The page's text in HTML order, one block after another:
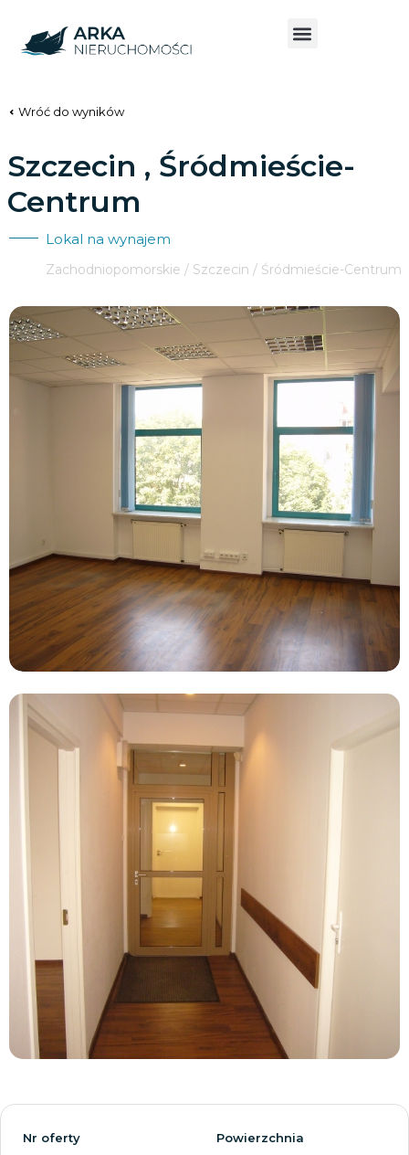
Wróć do wyników
Szczecin , Śródmieście-
Centrum
Lokal na wynajem
Zachodniopomorskie / Szczecin / Śródmieście-Centrum
Zobacz wszystkie
Nr oferty Powierzchnia